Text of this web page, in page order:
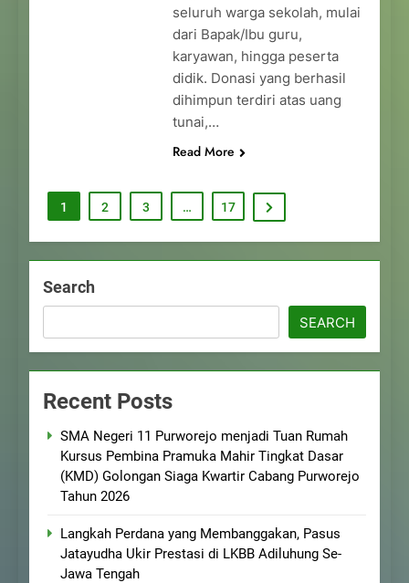
seluruh warga sekolah, mulai
dari Bapak/Ibu guru,
karyawan, hingga peserta
didik. Donasi yang berhasil
dihimpun terdiri atas uang
tunai,…
Read More
1 2 3 … 17
Search
SEARCH
Recent Posts
SMA Negeri 11 Purworejo menjadi Tuan Rumah
Kursus Pembina Pramuka Mahir Tingkat Dasar
(KMD) Golongan Siaga Kwartir Cabang Purworejo
Tahun 2026
Langkah Perdana yang Membanggakan, Pasus
Jatayudha Ukir Prestasi di LKBB Adiluhung Se-
Jawa Tengah